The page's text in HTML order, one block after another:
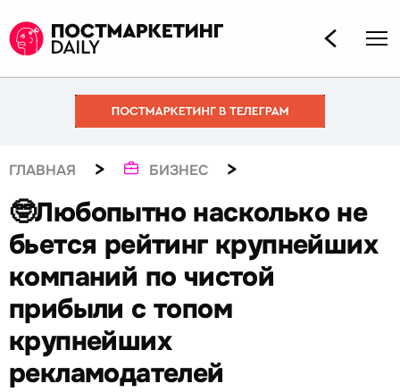
ГЛАВНАЯ > БИЗНЕС >
🤓Любопытно насколько не
бьется рейтинг крупнейших
компаний по чистой
прибыли с топом
крупнейших
рекламодателей